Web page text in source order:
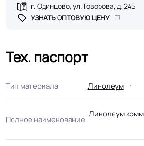
г. Одинцово, ул. Говорова, д. 24Б
УЗНАТЬ ОПТОВУЮ ЦЕНУ
Тех. паспорт
Тип материала Линолеум
Полное наименование
Линолеум